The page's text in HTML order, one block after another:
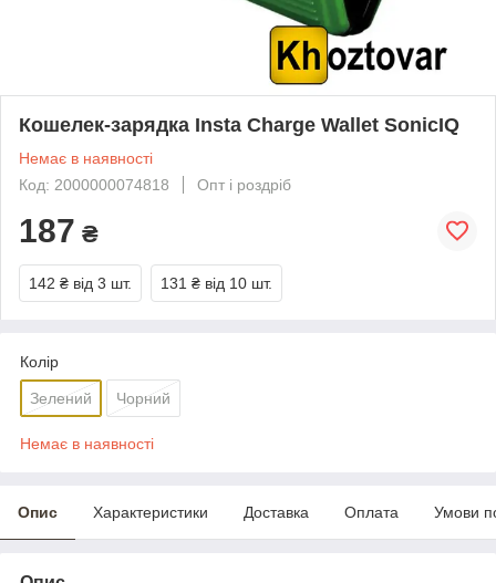
Кошелек-зарядка Insta Charge Wallet SonicIQ
Немає в наявності
Код: 2000000074818
Опт і роздріб
187 ₴
142 ₴ від 3 шт. 131 ₴ від 10 шт.
Колір
Зелений Чорний
Немає в наявності
Опис Характеристики Доставка Оплата Умови